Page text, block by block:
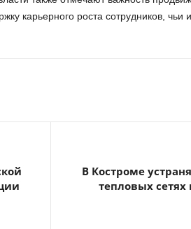
карьерного роста сотрудников, чьи
В Костроме
тепловых